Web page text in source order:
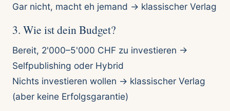
Gar nicht, macht eh jemand → klassischer Verlag
3. Wie ist dein Budget?
Bereit, 2'000–5'000 CHF zu investieren →
Selfpublishing oder Hybrid
Nichts investieren wollen → klassischer Verlag
(aber keine Erfolgsgarantie)